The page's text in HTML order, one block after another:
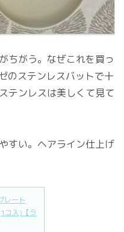
ちがう。なぜこれを買っ
のステンレスバットで十
テンレスは美しくて見て
すい。ヘアライン仕上げ
レート
コ入)【ラ